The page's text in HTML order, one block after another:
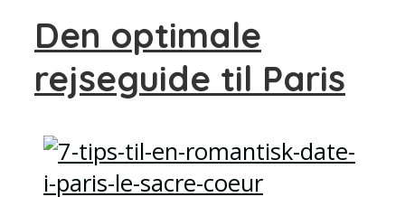
Den optimale
rejseguide til Paris